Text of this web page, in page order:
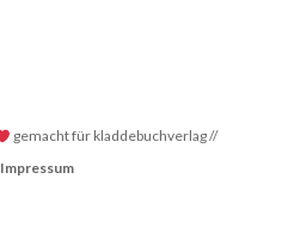
gemacht für kladdebuchverlag //
Impressum